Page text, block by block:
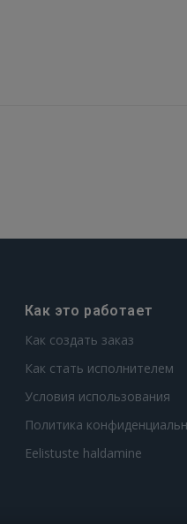
Как это работает
Как создать заказ
Как стать исполнителем
Условия использования
Политика
Eelistuste haldamine